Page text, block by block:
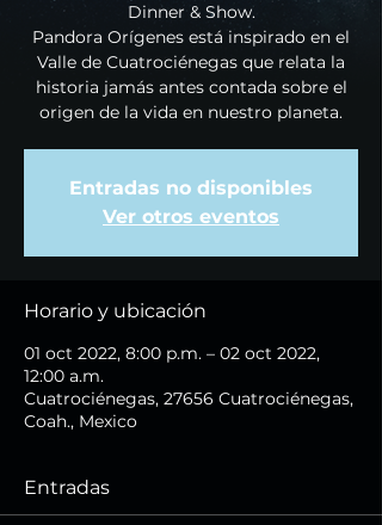
Dinner & Show.
Pandora Orígenes está inspirado en el
Valle de Cuatrociénegas que relata la
historia jamás antes contada sobre el
origen de la vida en nuestro planeta.
Entradas no disponibles
Ver otros eventos
Horario y ubicación
01 oct 2022, 8:00 p.m. – 02 oct 2022,
12:00 a.m.
Cuatrociénegas, 27656 Cuatrociénegas,
Coah., Mexico
Entradas